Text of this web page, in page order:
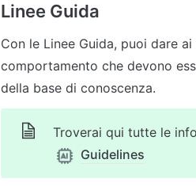
Linee Guida
Con le Linee Guida, puoi dare
comportamento che devono
Troverai qui tutte le
Guidelines